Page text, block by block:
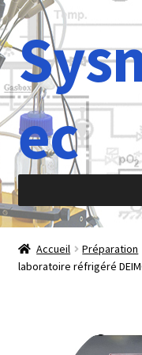
Aller
à
la
navigation
Aller
au
contenu
ec
Accueil
À propos de
Accueil Préparation
laboratoire réfrigéré